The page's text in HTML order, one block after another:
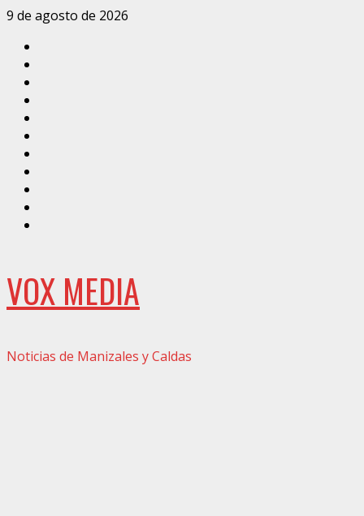
Saltar
contenido
9 de agosto de 2026
VOX MEDIA
Noticias de Manizales y Caldas